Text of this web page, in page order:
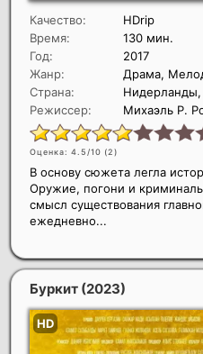
Качество:
HDrip
Время:
130 мин.
Год:
2017
Жанр:
Драма,
Страна:
Нидерланды,
Режиссер:
Михаэль Р.
Оценка: 4.5/10 (2)
В основу сюжета легла
Оружие, погони и
смысл существования
ежедневно...
Буркит (2023)